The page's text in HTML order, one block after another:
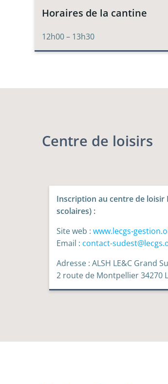
Horaires de la cantine
12h00 – 13h30
Centre de loisirs
Inscription au centre de loisir
scolaires) :
Site web : www.lecgs-
Email : contact-
Adresse : ALSH LE&C Grand
2 route de Montpellier 34270